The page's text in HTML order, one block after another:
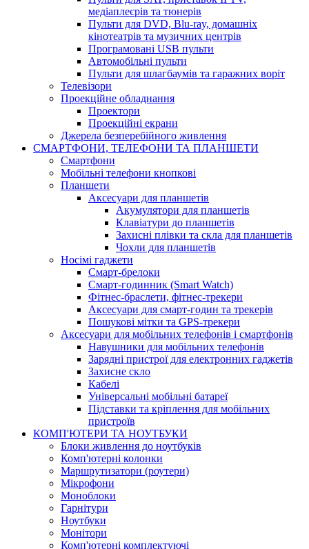
медіаплеєрів та тюнерів
Пульти для DVD, Blu-ray, домашніх
кінотеатрів та музичних центрів
Програмовані USB пульти
Автомобільні пульти
Пульти для шлагбаумів та гаражних воріт
Телевізори
Проекційне обладнання
Проектори
Проекційні екрани
Джерела безперебійного живлення
СМАРТФОНИ, ТЕЛЕФОНИ ТА ПЛАНШЕТИ
Смартфони
Мобільні телефони кнопкові
Планшети
Аксесуари для планшетів
Акумулятори для планшетів
Клавіатури до планшетів
Захисні плівки та скла для планшетів
Чохли для планшетів
Носімі гаджети
Смарт-брелоки
Смарт-годинник (Smart Watch)
Фітнес-браслети, фітнес-трекери
Аксесуари для смарт-годин та трекерів
Пошукові мітки та GPS-трекери
Аксесуари для мобільних телефонів і смартфонів
Навушники для мобільних телефонів
Зарядні пристрої для електронних гаджетів
Захисне скло
Кабелі
Універсальні мобільні батареї
Підставки та кріплення для мобільних
пристроїв
КОМП'ЮТЕРИ ТА НОУТБУКИ
Блоки живлення до ноутбуків
Комп'ютерні колонки
Маршрутизатори (роутери)
Мікрофони
Моноблоки
Гарнітури
Ноутбуки
Монітори
Комп'ютерні комплектуючі